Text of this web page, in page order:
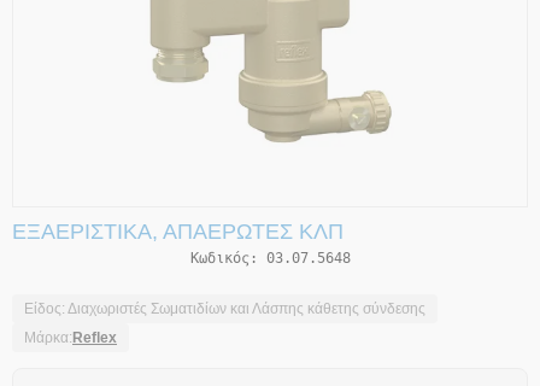
ΕΞΑΕΡΙΣΤΙΚΆ, ΑΠΑΕΡΩΤΈΣ ΚΛΠ
Κωδικός: 03.07.5648
Είδος: Διαχωριστές Σωματιδίων και Λάσπης κάθετης σύνδεσης
Μάρκα: Reflex